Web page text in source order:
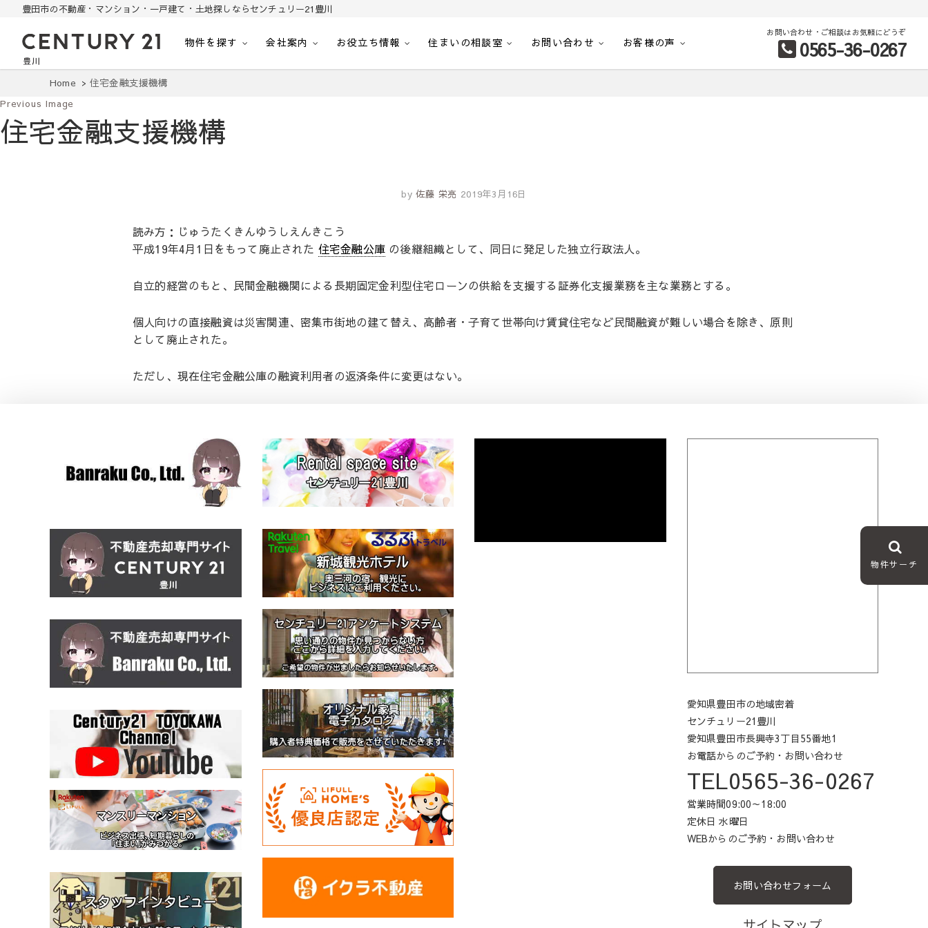
豊田市の不動産・マンション・一戸建て・土地探しならセンチュリー21豊川
豊田市の中古住宅・土地・リノベ物件探し｜センチュリー21豊川
物件を探す 会社案内 お役立ち情報 住まいの相談室 お問い合わせ お客様の声
お問い合わせ・ご相談はお気軽にどうぞ
0565-36-0267
Home 住宅金融支援機構
Previous Image
住宅金融支援機構
by 佐藤 栄亮 2019年3月16日
読み方：じゅうたくきんゆうしえんきこう
平成19年4月1日をもって廃止された 住宅金融公庫 の後継組織として、同日に発足した独立行政法人。
自立的経営のもと、民間金融機関による長期固定金利型住宅ローンの供給を支援する証券化支援業務を主な業務とする。
個人向けの直接融資は災害関連、密集市街地の建て替え、高齢者・子育て世帯向け賃貸住宅など民間融資が難しい場合を除き、原則
として廃止された。
ただし、現在住宅金融公庫の融資利用者の返済条件に変更はない。
物件サーチ
愛知県豊田市の地域密着
センチュリー21豊川
愛知県豊田市長興寺3丁目55番地1
お電話からのご予約・お問い合わせ
TEL0565-36-0267
営業時間09:00～18:00
定休日 水曜日
WEBからのご予約・お問い合わせ
お問い合わせフォーム